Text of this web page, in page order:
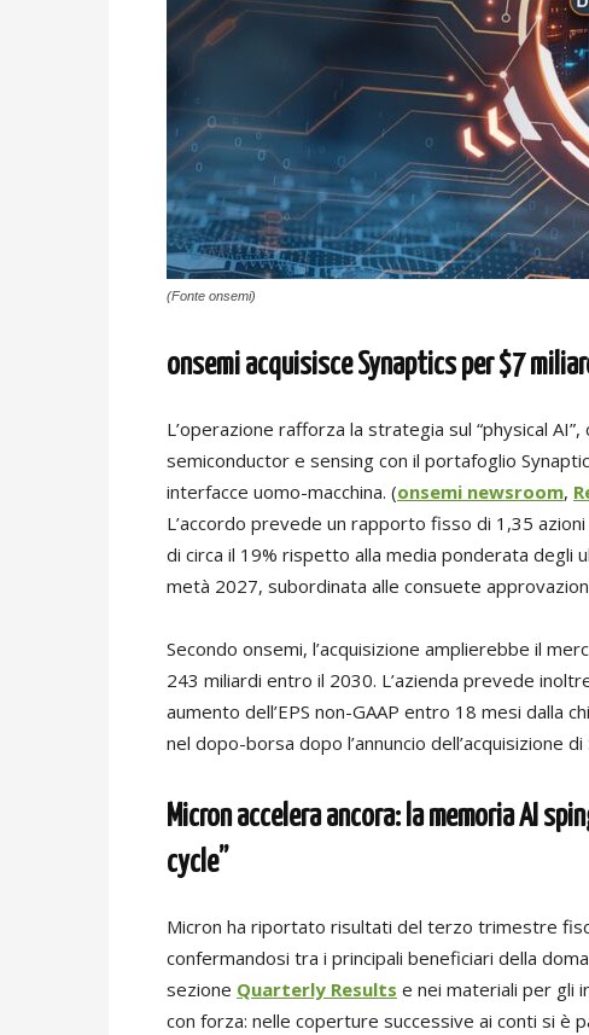
(Fonte onsemi)
onsemi acquisisce Synaptics per $7
L’operazione rafforza la strategia sul “physical
semiconductor e sensing con il portafoglio
interfacce uomo-macchina. (onsemi newsroom,
L’accordo prevede un rapporto fisso di 1,35
di circa il 19% rispetto alla media ponderata degli
metà 2027, subordinata alle consuete
Secondo onsemi, l’acquisizione amplierebbe il
243 miliardi entro il 2030. L’azienda prevede
aumento dell’EPS non-GAAP entro 18 mesi dalla
nel dopo-borsa dopo l’annuncio dell’acquisizione di
Micron accelera ancora: la memoria AI
cycle”
Micron ha riportato risultati del terzo trimestre
confermandosi tra i principali beneficiari della
sezione Quarterly Results e nei materiali per gli
con forza: nelle coperture successive ai conti si è